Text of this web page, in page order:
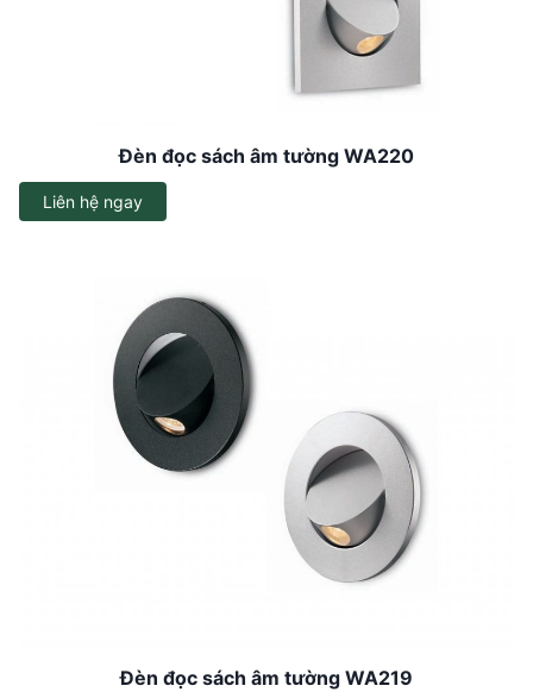
Đèn đọc sách âm tường WA220
Liên hệ ngay
Đèn đọc sách âm tường WA219